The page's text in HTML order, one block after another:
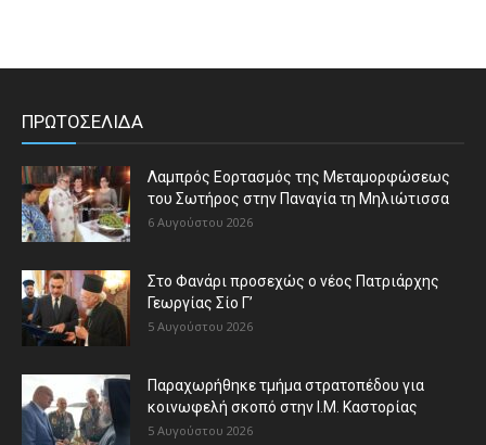
ΠΡΩΤΟΣΕΛΙΔΑ
Λαμπρός Εορτασμός της Μεταμορφώσεως
του Σωτήρος στην Παναγία τη Μηλιώτισσα
6 Αυγούστου 2026
Στο Φανάρι προσεχώς ο νέος Πατριάρχης
Γεωργίας Σίο Γ’
5 Αυγούστου 2026
Παραχωρήθηκε τμήμα στρατοπέδου για
κοινωφελή σκοπό στην Ι.Μ. Καστορίας
5 Αυγούστου 2026